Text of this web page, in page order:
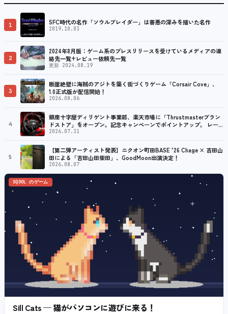
1 SFC時代の名作「ソウルブレイダー」は善悪の深みを描いた名作
2019.10.03
2
2024年8月版：ゲーム系のプレスリリースを受けているメディアの連
絡先一覧+レビュー依頼先一覧
更新 2024.08.19
3
断崖絶壁に海賊のアジトを築く街づくりゲーム「Corsair Cove」、
1.0正式版が配信開始！
2026.08.06
4
銀座十字屋ディリゲント事業部、楽天市場に「Thrustmasterブラン
ドストア」をオープン。記念キャンペーンでポイントアップ。 レーシ
ング／フライトシム向けコントローラーを中心に、幅広くラインナッ
2026.07.31
5
【第二弾アーティスト発表】ニクオン町田BASE ’26 Chage × 吉田山
田による「吉田山田柴田」、GoodMoon出演決定！
2026.08.07
SQOOL のゲーム
Sill Cats — 猫がパソコンに遊びに来る！